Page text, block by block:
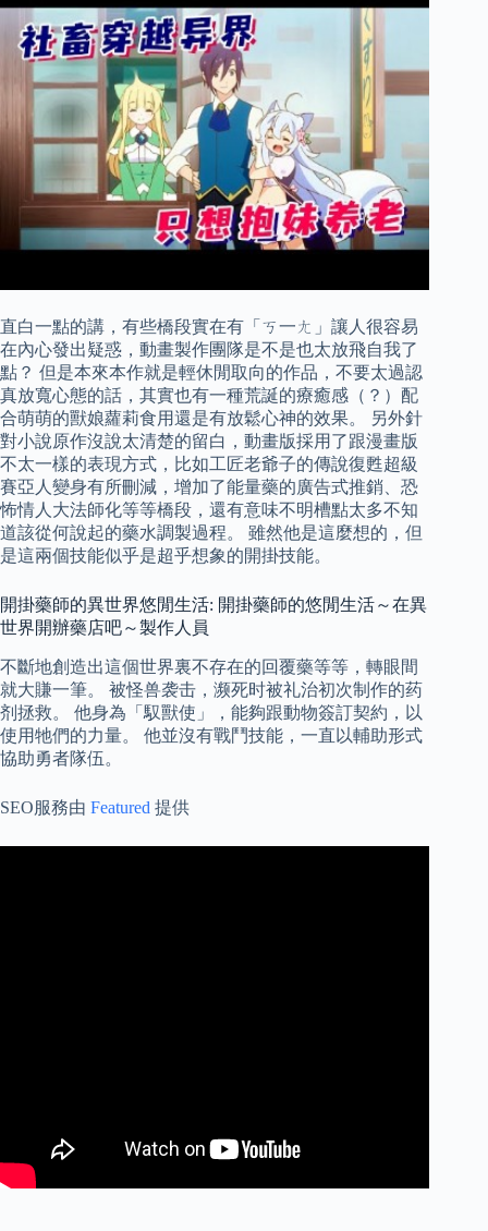
直白一點的講，有些橋段實在有「ㄎ一ㄤ」讓人很容易
在內心發出疑惑，動畫製作團隊是不是也太放飛自我了
點？ 但是本來本作就是輕休閒取向的作品，不要太過認
真放寬心態的話，其實也有一種荒誕的療癒感（？）配
合萌萌的獸娘蘿莉食用還是有放鬆心神的效果。 另外針
對小說原作沒說太清楚的留白，動畫版採用了跟漫畫版
不太一樣的表現方式，比如工匠老爺子的傳說復甦超級
賽亞人變身有所刪減，增加了能量藥的廣告式推銷、恐
怖情人大法師化等等橋段，還有意味不明槽點太多不知
道該從何說起的藥水調製過程。 雖然他是這麼想的，但
是這兩個技能似乎是超乎想象的開掛技能。
開掛藥師的異世界悠閒生活: 開掛藥師的悠閒生活～在異
世界開辦藥店吧～製作人員
不斷地創造出這個世界裏不存在的回覆藥等等，轉眼間
就大賺一筆。 被怪兽袭击，濒死时被礼治初次制作的药
剂拯救。 他身為「馭獸使」，能夠跟動物簽訂契約，以
使用牠們的力量。 他並沒有戰鬥技能，一直以輔助形式
協助勇者隊伍。
SEO服務由 Featured 提供